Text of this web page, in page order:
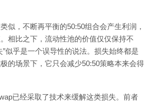
似，不断再平衡的50:50组合会产生利润，
相比之下，流动性池的价值仅仅保持不
”似乎是一个误导性的说法。损失始终都是
的场景下，它只会减少50:50策略本来会得
已经采取了技术来缓解这类损失。前者